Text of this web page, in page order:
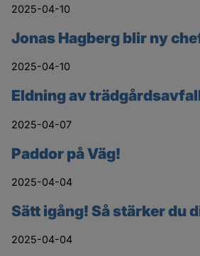
2025-04-10
Jonas Hagberg blir ny
2025-04-10
Eldning av
2025-04-07
Paddor på Väg!
2025-04-04
Sätt igång! Så stärker du
2025-04-04